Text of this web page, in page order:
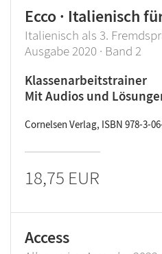
Ecco · Italienisch
Italienisch als 3.
Ausgabe 2020 · Band 2
Klassenarbeitstrainer
Mit Audios und
Cornelsen Verlag, ISBN 978-3-
18,75 EUR
Access